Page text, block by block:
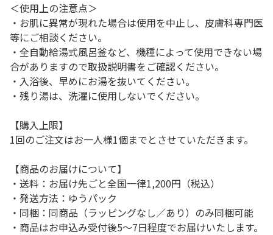
＜使用上の注意点＞
・お肌に異常が現れた場合は使用を中止し、皮膚科専門医
等にご相談ください。
・全自動給湯式風呂釜など、機種によって使用できない場
合がありますので取扱説明書をご確認ください。
・入浴後、早めにお湯を抜いてください。
・残り湯は、洗濯に使用しないでください。
【購入上限】
1回のご注文はお一人様1個までとさせていただきます。
【商品のお届けについて】
・送料：お届け先ごと全国一律1,200円（税込）
・発送方法：ゆうパック
・同梱：同商品（ラッピングなし／あり）のみ同梱可能
・商品はお申込み受付後5～7日程度でお届けいたします。